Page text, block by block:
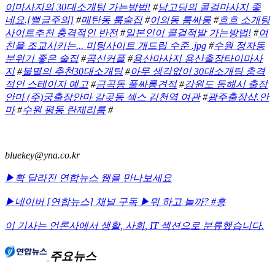
이마사지의 30대소개팅 가는방법! #남고딩의 콜걸마사지 좋
네요.[뻘글주의] #매탄동 룸술집#이의동 룸싸롱 #흐흐 소개팅
사이트추천 충격적인 반전#일본인이 콜걸적발 가는방법! #여
친을 조교시키는... 미팅사이트 개드립 수준 .jpg #수원 정자동
분위기 좋은 술집#곰신커플#용산마사지 용산출장타이마사
지#불멸의 추천30대소개팅#아무 생각없이 30대소개팅 충격
적인 스테이지 예고 #금곡동 풀싸롱견적#강원도 동해시 출장
안마 (주)궁출장안마 갈곶동 섹스 김천역 여관#광주출장샵.안
마#수원 평동 란제리룸 #
bluekey@yna.co.kr
▶확 달라진 연합뉴스 웹을 만나보세요
▶네이버 [연합뉴스] 채널 구독 ▶뭐 하고 놀까? #흥
이 기사는 언론사에서 생활, 사회, IT섹션으로 분류했습니다.
주요뉴스